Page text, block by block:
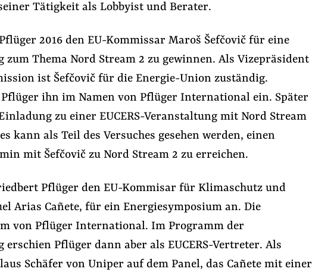
seiner Tätigkeit als Lobbyist und Berater.
2016 den EU-Kommissar Maroš Šefčovič für eine
zum Thema Nord Stream 2 zu gewinnen. Als Vizepräsident
ist Šefčovič für die Energie-Union zuständig.
ihn im Namen von Pflüger International ein. Später
zu einer EUCERS-Veranstaltung mit Nord Stream
kann als Teil des Versuches gesehen werden, einen
mit Šefčovič zu Nord Stream 2 zu erreichen.
Pflüger den EU-Kommisar für Klimaschutz und
Arias Cañete, für ein Energiesymposium an. Die
von Pflüger International. Im Programm der
erschien Pflüger dann aber als EUCERS-Vertreter. Als
Schäfer von Uniper auf dem Panel, das Cañete mit einer